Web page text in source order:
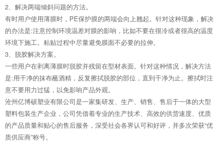
2、解决两端倾斜问题的方法。
有时用户使用薄膜时，PE保护膜的两端会向上翘起。针对这种现象，解决
的办法是:注意控制环境温差对膜的影响，比如不要在很冷或者很高的温度
环境下施工。粘贴过程中尽量避免膜面不必要的拉伸。
3、脱胶解决方案。
一些用户在剥离薄膜时脱胶并残留在型材表面。针对这种情况，解决方法
是:用干净的抹布蘸酒精，反复擦拭脱胶的部位，直到干净为止。擦拭时注
意不要用力过猛，以免影响产品外观。
沧州亿博硕塑业有限公司是一家集研发、生产、销售、售后于一体的大型
塑料包装生产企业，公司凭借着专业的生产技术、高效的供货速度、优质
的产品质量和贴心的售后服务，深受社会各界认可和好评，并多次荣获“优
质供应商”称号。